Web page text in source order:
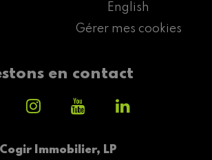
Cogir Immobilier, LP
English
Gérer mes cookies
en contact